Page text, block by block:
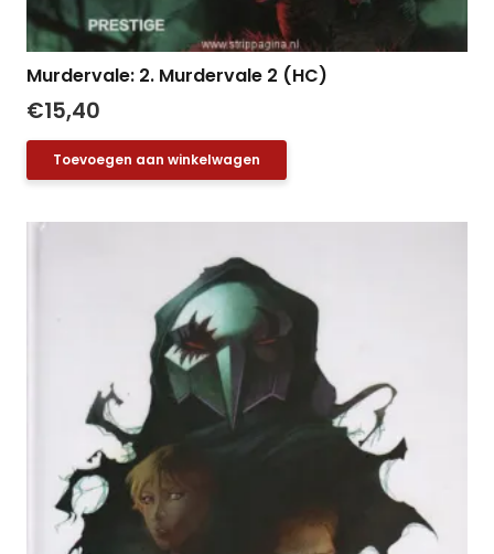
Murdervale: 2. Murdervale 2 (HC)
€15,40
Toevoegen aan winkelwagen